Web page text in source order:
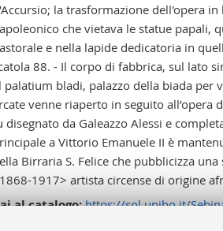
la trasformazione dell'opera
che vietava le statue papali,
e nella lapide dedicatoria in
88. - Il corpo di fabbrica, sul lato
palatium bladi, palazzo della biada per
venne riaperto in seguito
disegnato da Galeazzo Alessi e
a Vittorio Emanuele II è
Birraria S. Felice che pubblicizza
1917> artista circense di origine
al catalogo: https://sol.unibo.it/